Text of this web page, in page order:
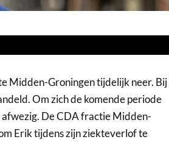
Midden-Groningen tijdelijk neer. Bij
Om zich de komende periode
afwezig. De CDA fractie Midden-
Erik tijdens zijn ziekteverlof te